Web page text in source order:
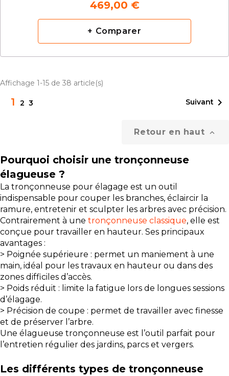
469,00 €
+ Comparer
Affichage 1-15 de 38 article(s)
1 2 3 Suivant 
Retour en haut 
Pourquoi choisir une tronçonneuse
élagueuse ?
La tronçonneuse pour élagage est un outil
indispensable pour couper les branches, éclaircir la
ramure, entretenir et sculpter les arbres avec précision.
Contrairement à une tronçonneuse classique, elle est
conçue pour travailler en hauteur. Ses principaux
avantages :
> Poignée supérieure : permet un maniement à une
main, idéal pour les travaux en hauteur ou dans des
zones difficiles d’accès.
> Poids réduit : limite la fatigue lors de longues sessions
d’élagage.
> Précision de coupe : permet de travailler avec finesse
et de préserver l’arbre.
Une élagueuse tronçonneuse est l’outil parfait pour
l’entretien régulier des jardins, parcs et vergers.
Les différents types de tronçonneuse